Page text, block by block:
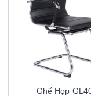
Ghế Họp